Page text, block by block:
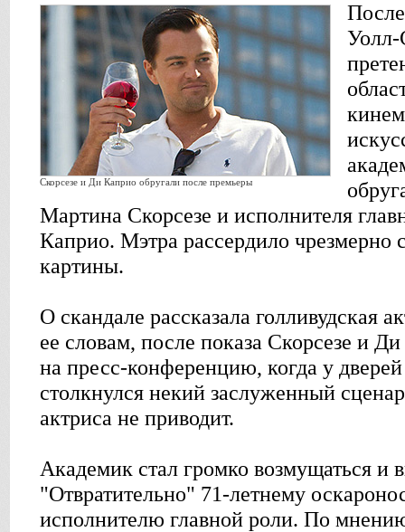
Скорсезе и Ди Каприо обругали после премьеры
Уолл-
Мартина Скорсезе и исполнителя
Каприо. Мэтра рассердило чрезмерно
картины.
О скандале рассказала голливудская
ее словам, после показа Скорсезе и
на пресс-конференцию, когда у
столкнулся некий заслуженный
актриса не приводит.
Академик стал громко возмущаться и
"Отвратительно" 71-летнему
исполнителю главной роли. По